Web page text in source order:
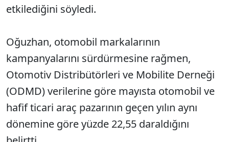
etkilediğini söyledi.
Oğuzhan, otomobil markalarının
kampanyalarını sürdürmesine rağmen,
Otomotiv Distribütörleri ve Mobilite Derneği
(ODMD) verilerine göre mayısta otomobil ve
hafif ticari araç pazarının geçen yılın aynı
dönemine göre yüzde 22,55 daraldığını